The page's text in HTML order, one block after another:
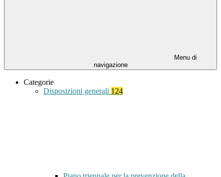
Menu di
navigazione
Categorie
Disposizioni generali 124